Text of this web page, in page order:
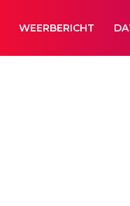
WEERBERICHT